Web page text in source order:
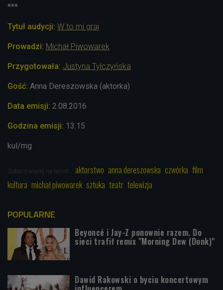
***
Tytuł audycji: W to mi graj
Prowadzi: Michał Piwowarek
Przygotowała: Justyna Tylczyńska
Gość: Anna Dereszowska (aktorka)
Data emisji: 2.08.2016
Godzina emisji: 13.15
kul/mg
Zobacz więcej na temat: aktorstwo anna dereszowska czwórka film
kultura michał piwowarek sztuka teatr telewizja
POPULARNE
Beyoncé i Jay-Z ponownie razem. Do
sieci trafił remix "Morning Dew (Donk)"
Dawid Rakowski o byciu koncertowym